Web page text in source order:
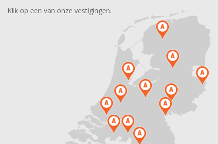
Klik op een van onze vestigingen.